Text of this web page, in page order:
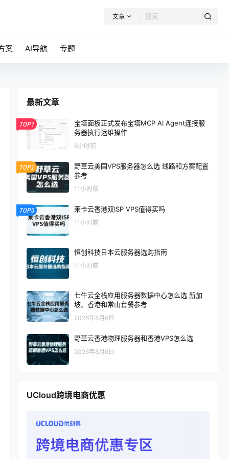
文章
案 AI导航 专题
最新文章
TOP1
宝塔面板正式发布宝塔MCP AI Agent连接服
务器执行运维操作
8小时前
TOP2
野草云美国VPS服务器怎么选 线路和方案配置
参考
11小时前
TOP3 莱卡云香港双ISP VPS值得买吗
11小时前
恒创科技日本云服务器选购指南
11小时前
七牛云全栈应用服务器数据中心怎么选 新加
坡、香港和常山套餐参考
2026年8月6日
野草云香港物理服务器和香港VPS怎么选
2026年8月6日
UCloud跨境电商优惠